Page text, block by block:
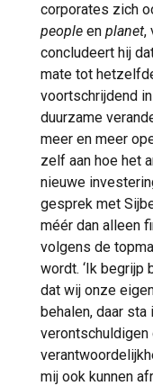
corporates zich
people en planet,
concludeert hij
mate tot
voortschrijdend
duurzame
meer en meer
zelf aan hoe het
nieuwe
gesprek met
méér dan alleen
volgens de
wordt. ‘Ik begrijp
dat wij onze
behalen, daar sta
verontschuldigen
mij ook kunnen